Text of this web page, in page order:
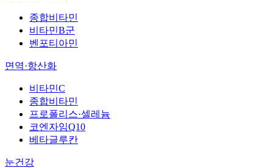
종합비타민
비타민B군
벤포티아민
면역·항산화
비타민C
종합비타민
프로폴리스·셀레늄
코엔자임Q10
베타글루칸
눈건강